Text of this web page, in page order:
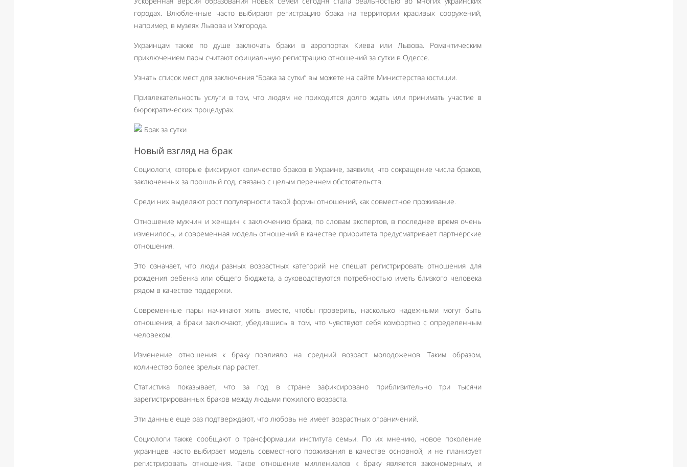
городах. Влюбленные часто выбирают регистрацию брака на территории красивых сооружений,
например, в музеях Львова и Ужгорода.
Украинцам также по душе заключать браки в аэропортах Киева или Львова. Романтическим
приключением пары считают официальную регистрацию отношений за сутки в Одессе.
Узнать список мест для заключения “Брака за сутки” вы можете на сайте Министерства юстиции.
Привлекательность услуги в том, что людям не приходится долго ждать или принимать участие в
бюрократических процедурах.
Новый взгляд на брак
Социологи, которые фиксируют количество браков в Украине, заявили, что сокращение числа браков,
заключенных за прошлый год, связано с целым перечнем обстоятельств.
Среди них выделяют рост популярности такой формы отношений, как совместное проживание.
Отношение мужчин и женщин к заключению брака, по словам экспертов, в последнее время очень
изменилось, и современная модель отношений в качестве приоритета предусматривает партнерские
отношения.
Это означает, что люди разных возрастных категорий не спешат регистрировать отношения для
рождения ребенка или общего бюджета, а руководствуются потребностью иметь близкого человека
рядом в качестве поддержки.
Современные пары начинают жить вместе, чтобы проверить, насколько надежными могут быть
отношения, а браки заключают, убедившись в том, что чувствуют себя комфортно с определенным
человеком.
Изменение отношения к браку повлияло на средний возраст молодоженов. Таким образом,
количество более зрелых пар растет.
Статистика показывает, что за год в стране зафиксировано приблизительно три тысячи
зарегистрированных браков между людьми пожилого возраста.
Эти данные еще раз подтверждают, что любовь не имеет возрастных ограничений.
Социологи также сообщают о трансформации института семьи. По их мнению, новое поколение
украинцев часто выбирает модель совместного проживания в качестве основной, и не планирует
регистрировать отношения. Такое отношение миллениалов к браку является закономерным, и